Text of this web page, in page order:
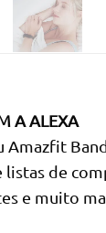
A ALEXA
de
e muito